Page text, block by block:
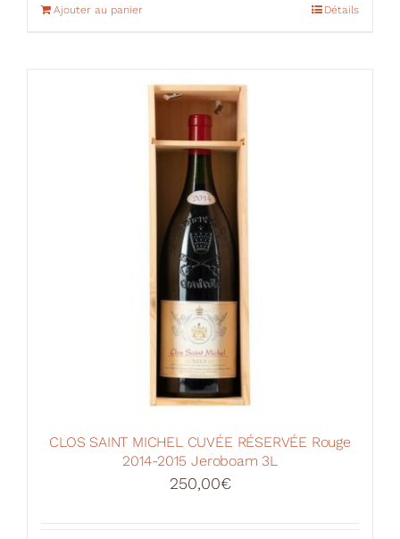
Ajouter au panier Détails
CLOS SAINT MICHEL CUVÉE RÉSERVÉE Rouge
2014-2015 Jeroboam 3L
250,00€